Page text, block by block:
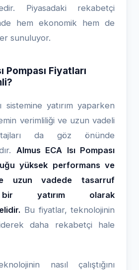
Piyasadaki rekabetçi
hem ekonomik hem de
sunuluyor.
Pompası Fiyatları
sistemine yatırım yaparken
verimliliği ve uzun vadeli
da göz önünde
Almus ECA Isı Pompası
yüksek performans ve
ile uzun vadede tasarruf
yatırım olarak
Bu fiyatlar, teknolojinin
daha rekabetçi hale
nasıl çalıştığını